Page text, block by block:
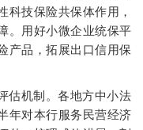
科技保险共保体作用，
。用好小微企业统保平
产品，拓展出口信用保
估机制。各地方中小法
年对本行服务民营经济